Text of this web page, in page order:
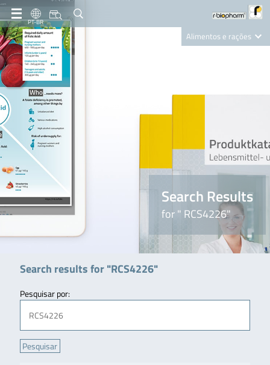
PT-BR
Alimentos e rações
Nutrition Care
Search Results
for " RCS4226"
Search results for "RCS4226"
Pesquisar por: